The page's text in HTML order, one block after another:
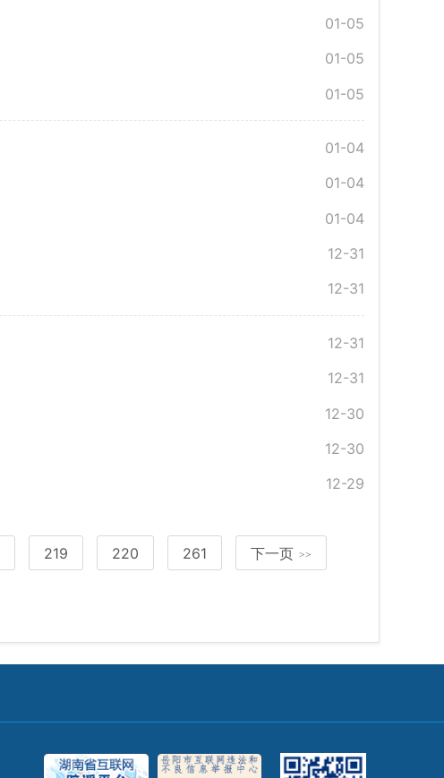
01-05
01-05
01-05
01-04
01-04
01-04
12-31
12-31
12-31
12-31
12-30
12-30
12-29
219 220 261 下一页 >>